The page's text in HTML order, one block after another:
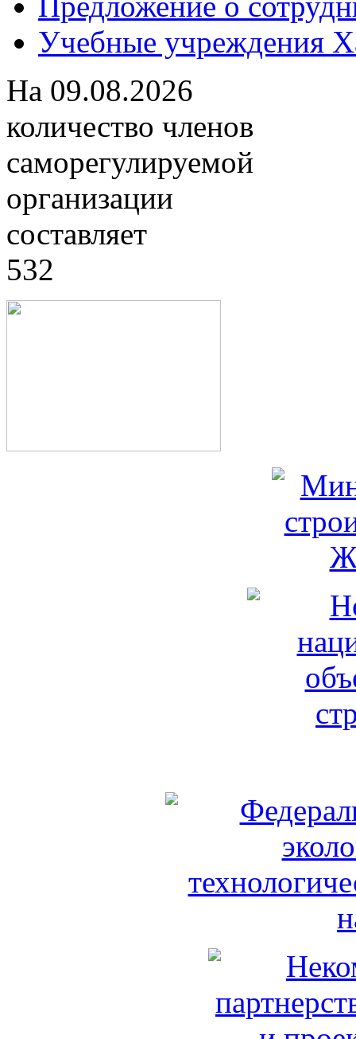
Учебные учреждения
На 09.08.2026
количество членов
саморегулируемой
организации
составляет
532